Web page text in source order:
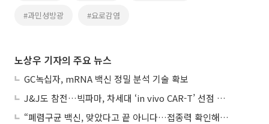
#과민성방광 #요로감염
노상우 기자의 주요 뉴스
GC녹십자, mRNA 백신 정밀 분석 기술 확보
J&J도 참전…빅파마, 차세대 ‘in vivo CAR-T’ 선점 경쟁 본격화
“폐렴구균 백신, 맞았다고 끝 아니다…접종력 확인해야”